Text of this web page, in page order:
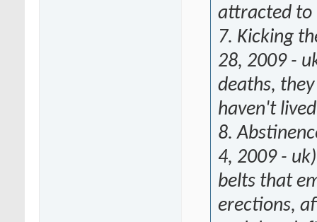
attracted to
7. Kicking
28, 2009 -
deaths,
haven't
8.
4, 2009 -
belts that
erections,